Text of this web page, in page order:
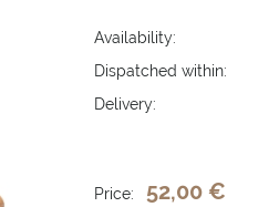
Availability:
Dispatched within:
Delivery:
payment costs
Price: 52,00 €